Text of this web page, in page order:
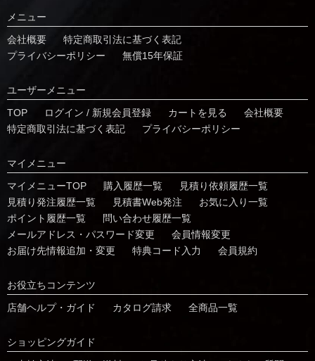
メニュー
会社概要
特定商取引法に基づく表記
プライバシーポリシー
無償15年保証
ユーザーメニュー
TOP
ログイン / 新規会員登録 カートを見る
会社概要
特定商取引法に基づく表記
プライバシーポリシー
マイメニュー
マイメニューTOP
購入履歴一覧
⾒積り依頼履歴⼀覧
⾒積り発注履歴⼀覧
見積書Web発注
お気に⼊り⼀覧
ポイント履歴⼀覧
問い合わせ履歴⼀覧
メールアドレス・パスワード変更
会員情報変更
お届け先情報追加・変更
特典コード⼊⼒ 会員規約
お役⽴ちコンテンツ
店舗ヘルプ・ガイド
カタログ請求 全商品一覧
ショッピングガイド